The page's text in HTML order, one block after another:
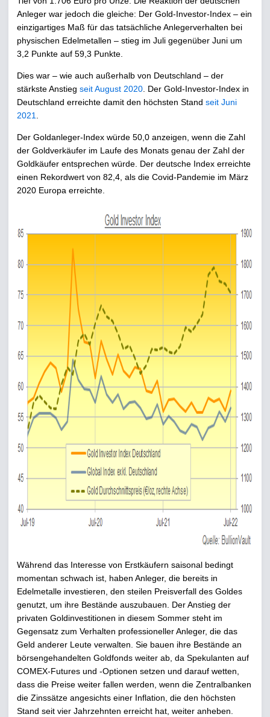
Anleger war jedoch die gleiche: Der Gold-Investor-Index – ein
einzigartiges Maß für das tatsächliche Anlegerverhalten bei
physischen Edelmetallen – stieg im Juli gegenüber Juni um
3,2 Punkte auf 59,3 Punkte.
Dies war – wie auch außerhalb von Deutschland – der
stärkste Anstieg seit August 2020 . Der Gold-Investor-Index in
Deutschland erreichte damit den höchsten Stand seit Juni
2021
Der Goldanleger-Index würde 50,0 anzeigen, wenn die Zahl
der Goldverkäufer im Laufe des Monats genau der Zahl der
Goldkäufer entsprechen würde. Der deutsche Index erreichte
einen Rekordwert von 82,4, als die Covid-Pandemie im März
2020 Europa erreichte.
Während das Interesse von Erstkäufern saisonal bedingt
momentan schwach ist, haben Anleger, die bereits in
Edelmetalle investieren, den steilen Preisverfall des Goldes
genutzt, um ihre Bestände auszubauen. Der Anstieg der
privaten Goldinvestitionen in diesem Sommer steht im
Gegensatz zum Verhalten professioneller Anleger, die das
Geld anderer Leute verwalten. Sie bauen ihre Bestände an
börsengehandelten Goldfonds weiter ab, da Spekulanten auf
COMEX-Futures und -Optionen setzen und darauf wetten,
dass die Preise weiter fallen werden, wenn die Zentralbanken
die Zinssätze angesichts einer Inflation, die den höchsten
Stand seit vier Jahrzehnten erreicht hat, weiter anheben.